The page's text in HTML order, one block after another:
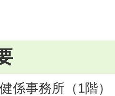
係事務所（1階）